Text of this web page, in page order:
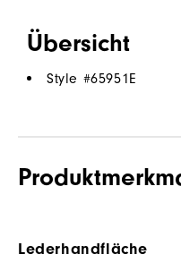
Übersicht
Style #65951E
Lederhandfläche